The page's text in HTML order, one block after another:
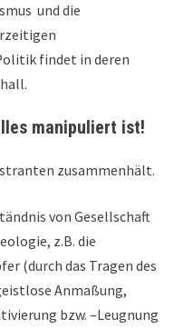
und die
findet in deren
manipuliert ist!
zusammenhält.
von Gesellschaft
z.B. die
(durch das Tragen des
Anmaßung,
bzw. –Leugnung